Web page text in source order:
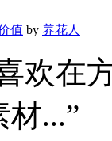
值 by 养花人
欢在
...”